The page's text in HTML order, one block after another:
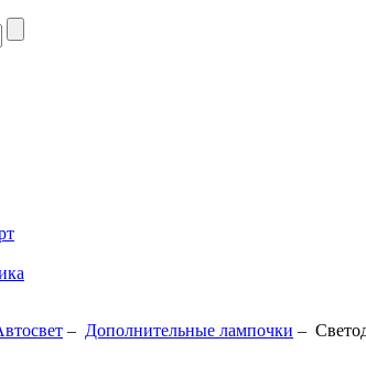
– Дополнительные лампочки –